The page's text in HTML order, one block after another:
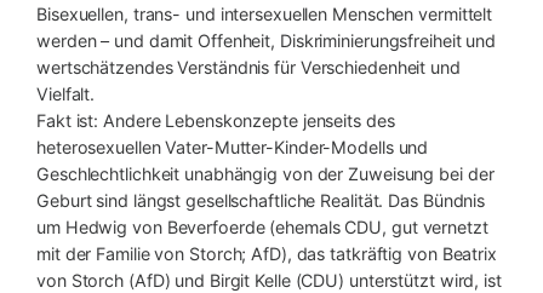
Bisexuellen, trans- und intersexuellen Menschen vermittelt
werden – und damit Offenheit, Diskriminierungsfreiheit und
wertschätzendes Verständnis für Verschiedenheit und
Vielfalt.
Fakt ist: Andere Lebenskonzepte jenseits des
heterosexuellen Vater-Mutter-Kinder-Modells und
Geschlechtlichkeit unabhängig von der Zuweisung bei der
Geburt sind längst gesellschaftliche Realität. Das Bündnis
um Hedwig von Beverfoerde (ehemals CDU, gut vernetzt
mit der Familie von Storch; AfD), das tatkräftig von Beatrix
von Storch (AfD) und Birgit Kelle (CDU) unterstützt wird, ist